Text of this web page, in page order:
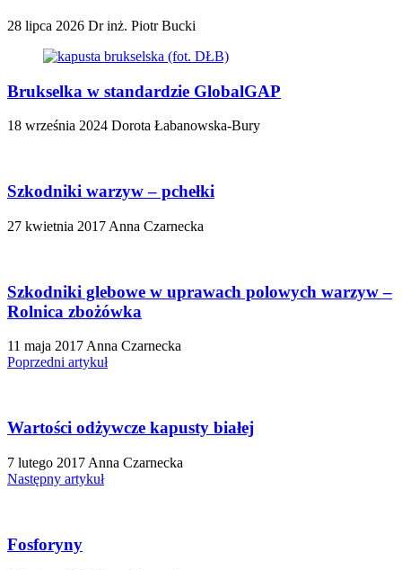
28 lipca 2026 Dr inż. Piotr Bucki
Brukselka w standardzie GlobalGAP
18 września 2024 Dorota Łabanowska-Bury
Szkodniki warzyw – pchełki
27 kwietnia 2017 Anna Czarnecka
Szkodniki glebowe w uprawach polowych warzyw –
Rolnica zbożówka
11 maja 2017 Anna Czarnecka
Poprzedni artykuł
Wartości odżywcze kapusty białej
7 lutego 2017 Anna Czarnecka
Następny artykuł
Fosforyny